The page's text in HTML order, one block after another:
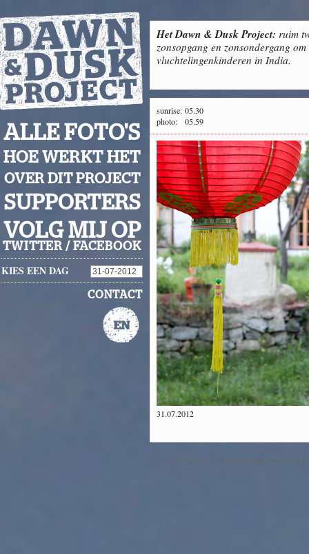
Het Dawn & Dusk Project: ruim
zonsopgang en zonsondergang
vluchtelingenkinderen in India.
ALLE FOTO'S
HOE WERKT HET
OVER DIT PROJECT
SUPPORTERS
VOLG MIJ OP
TWITTER / FACEBOOK
KIES EEN DAG
CONTACT
sunrise: 05.30
photo:
05.59
31.07.2012
©2012 The Dawn & Dusk Project™ All